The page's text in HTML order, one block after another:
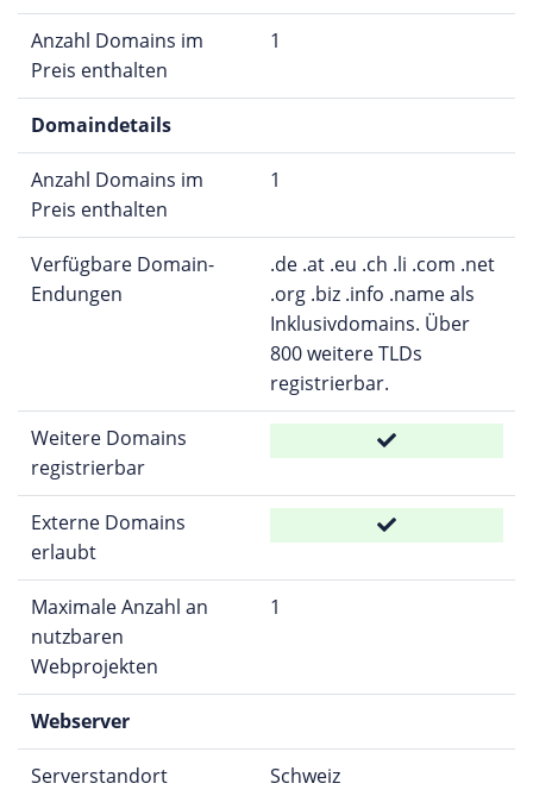
Anzahl Domains im
Preis enthalten
1
Domaindetails
Anzahl Domains im
Preis enthalten
1
Verfügbare Domain-
Endungen
.de .at .eu .ch .li .com .net
.org .biz .info .name als
Inklusivdomains. Über
800 weitere TLDs
registrierbar.
Weitere Domains
registrierbar
Externe Domains
erlaubt
Maximale Anzahl an
nutzbaren
Webprojekten
1
Webserver
Serverstandort Schweiz